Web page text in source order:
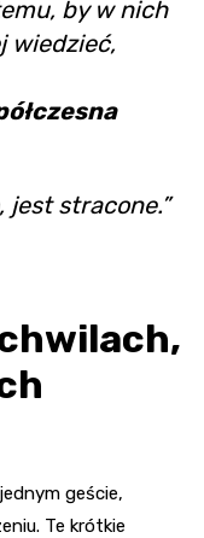
by w nich
wiedzieć,
jest stracone.”
geście,
Te krótkie